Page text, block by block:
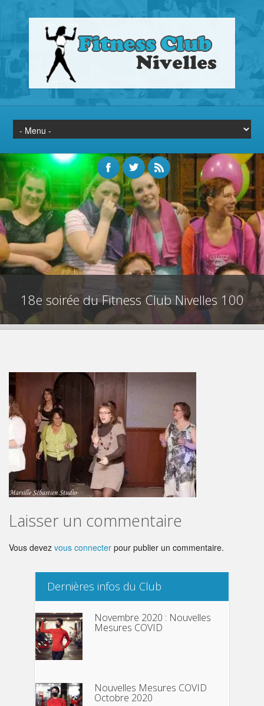
18e soirée du Fitness Club Nivelles 100
Laisser un commentaire
Vous devez vous connecter pour publier un commentaire.
Dernières infos du Club
Novembre 2020 : Nouvelles
Mesures COVID
Nouvelles Mesures COVID
Octobre 2020